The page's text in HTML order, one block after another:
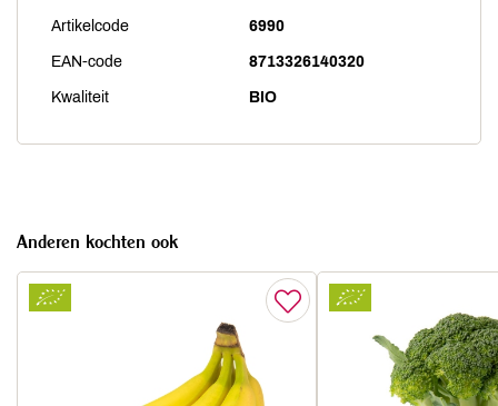
Artikelcode 6990
EAN-code 8713326140320
Kwaliteit BIO
Anderen kochten ook